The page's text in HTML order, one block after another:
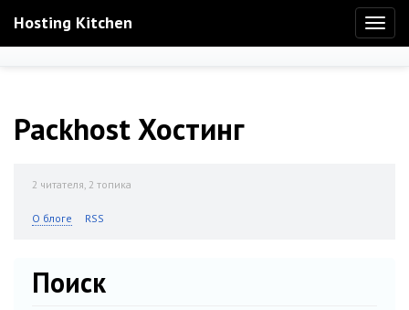
Hosting Kitchen
Packhost Хостинг
2 читателя, 2 топика
О блоге RSS
Поиск